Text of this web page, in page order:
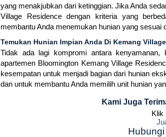
yang menakjubkan dari ketinggian. Jika Anda
Village Residence dengan kriteria yang
membantu Anda menemukan hunian yang sesuai
Temukan Hunian Impian Anda Di Kemang
Tidak ada lagi kompromi antara
apartemen Bloomington Kemang Village
kesempatan untuk menjadi bagian dari hunian
dan untuk membantu Anda memilih unit hunian
Kami Juga
Klik